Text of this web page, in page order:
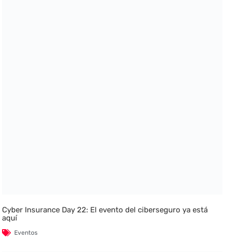
Cyber Insurance Day 22: El evento del ciberseguro ya está
aquí
Eventos